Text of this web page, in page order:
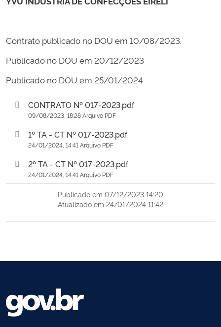
Contrato publicado no DOU em 10/08/2023.
Publicado no DOU em 20/12/2023
Publicado no DOU em 25/01/2024
CONTRATO Nº 017-2023.pdf
09/08/2023, 18:28 Arquivo PDF
1º TA - CT Nº 017-2023.pdf
24/01/2024, 14:41 Arquivo PDF
2º TA - CT Nº 017-2023.pdf
24/01/2024, 14:41 Arquivo PDF
Publicado em 07/12/2023 14:20
Atualizado em 24/01/2024 11:42